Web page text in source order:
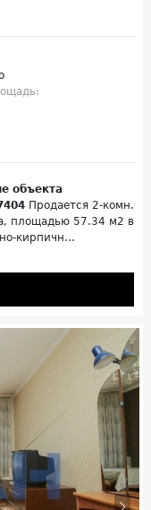
объекта
Продается 2-комн.
площадью 57.34 м2 в
кирпичн...